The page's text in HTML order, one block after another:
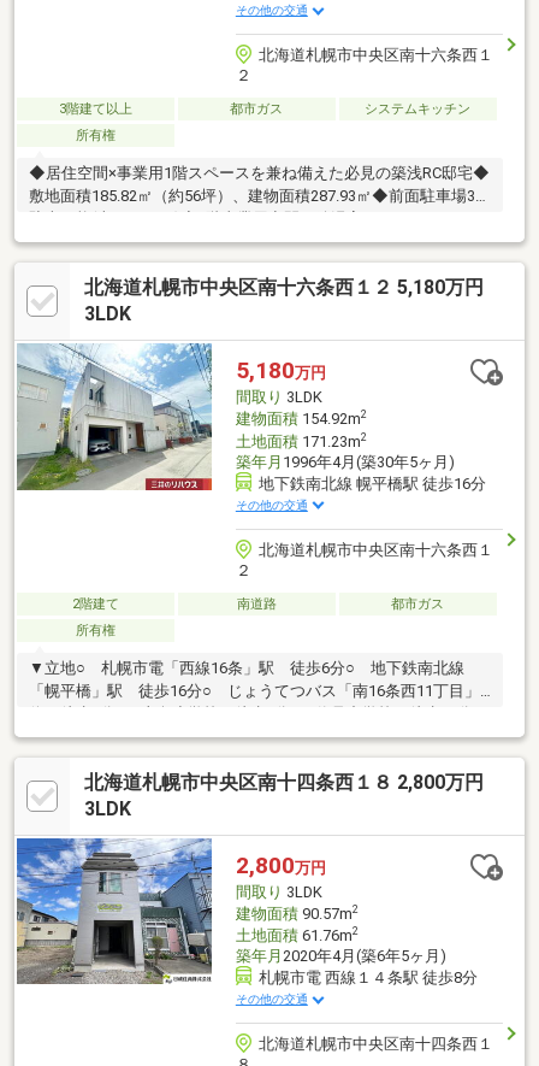
その他の交通
北海道札幌市中央区南十六条西１
２
3階建て以上 都市ガス
システムキッチン
所有権
◆居住空間×事業用1階スペースを兼ね備えた必見の築浅RC邸宅◆
敷地面積185.82㎡（約56坪）、建物面積287.93㎡◆前面駐車場3台
◆1階と3階に物置完備、その他収納も充実しています◆2階、屋
上にバルコニー完備◆屋上バルコニーにはバーベキューを楽しめ
るウッドデッキも完備◆2階、3階のキッチンはいずれも対面式シ
ステムキッチン◆2階、3階それぞれに洗面室・浴室・トイレを備
レス水栓、お掃除が楽で節水効果もございます。◆周辺には飲食
店も多数ある便利なエリア
北海道札幌市中央区南十六条西１２ 5,180万円
3LDK
5,180万円
間取り 3LDK
建物面積154.92m2
土地面積171.23m2
築年月 1996年4月(築30年5ヶ月)
地下鉄南北線 幌平橋駅 徒歩16分
その他の交通
北海道札幌市中央区南十六条西１
２
2階建て 南道路
都市ガス
所有権
▼立地○ 札幌市電「西線16条」駅 徒歩6分○ 地下鉄南北線
「幌平橋」駅 徒歩16分○ じょうてつバス「南16条西11丁目」
オススメポイント○ 鉄筋コンクリート造（RC造）○ 北・南側の
両面道路○ 東側ウッドデッキにより採光良好○ 吹抜けのある明
るいLDK○ ビルトインガレージ1台分有り（車種による）○ 造
作テレビボードと間接照明が落ち着いた空間を演出○ 壁は塗り
でBBQも可能○ 庭には鳥が訪れ、四季を感じられる住環境
北海道札幌市中央区南十四条西１８ 2,800万円
3LDK
2,800万円
間取り 3LDK
建物面積90.57m2
土地面積61.76m2
築年月 2020年4月(築6年5ヶ月)
札幌市電 西線１４条駅 徒歩8分
その他の交通
北海道札幌市中央区南十四条西１